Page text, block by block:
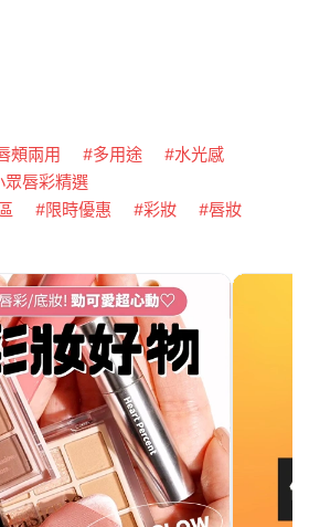
頰兩用 多用途
水光感
眾唇彩精選
限時優惠 彩妝
唇妝